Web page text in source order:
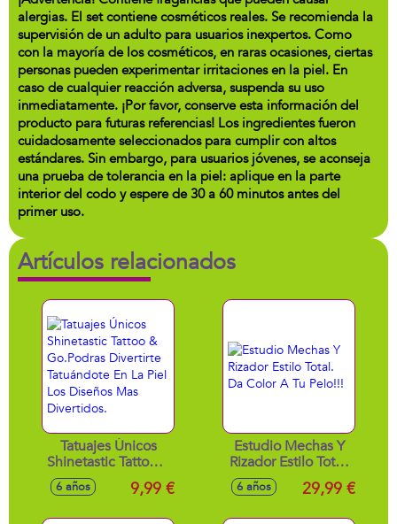
alergias. El set contiene cosméticos reales. Se recomienda la
supervisión de un adulto para usuarios inexpertos. Como
con la mayoría de los cosméticos, en raras ocasiones, ciertas
personas pueden experimentar irritaciones en la piel. En
caso de cualquier reacción adversa, suspenda su uso
inmediatamente. ¡Por favor, conserve esta información del
producto para futuras referencias! Los ingredientes fueron
cuidadosamente seleccionados para cumplir con altos
estándares. Sin embargo, para usuarios jóvenes, se aconseja
una prueba de tolerancia en la piel: aplique en la parte
interior del codo y espere de 30 a 60 minutos antes del
primer uso.
Artículos relacionados
Tatuajes Únicos
Shinetastic Tattoo &
Go.Podras
Divertirte
6 años 9,99 €
Estudio Mechas Y
Rizador Estilo Total.
Da Color A Tu
Pelo!!!
6 años 29,99 €